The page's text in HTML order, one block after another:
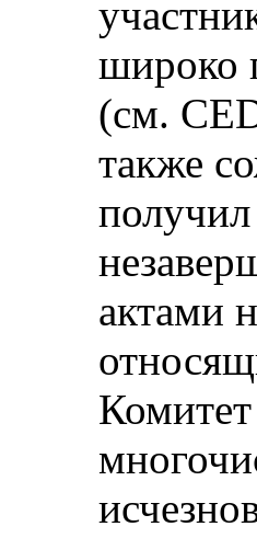
широко
(см.
также
актами